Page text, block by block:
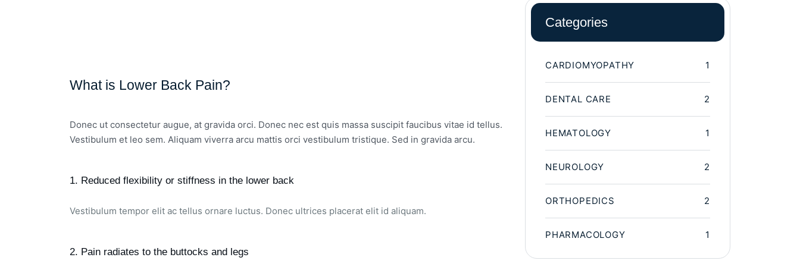
What is Lower Back Pain?
Donec ut consectetur augue, at gravida orci. Donec nec est quis massa suscipit faucibus vitae id tellus.
Vestibulum et leo sem. Aliquam viverra arcu mattis orci vestibulum tristique. Sed in gravida arcu.
1. Reduced flexibility or stiffness in the lower back
Vestibulum tempor elit ac tellus ornare luctus. Donec ultrices placerat elit id aliquam.
2. Pain radiates to the buttocks and legs
Categories
CARDIOMYOPATHY 1
DENTAL CARE 2
HEMATOLOGY 1
NEUROLOGY 2
ORTHOPEDICS 2
PHARMACOLOGY 1